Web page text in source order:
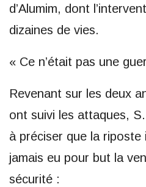
d’Alumim, dont
dizaines de vies.
« Ce n’était pas une
Revenant sur les deux
ont suivi les attaques,
à préciser que la riposte
jamais eu pour but la
sécurité :